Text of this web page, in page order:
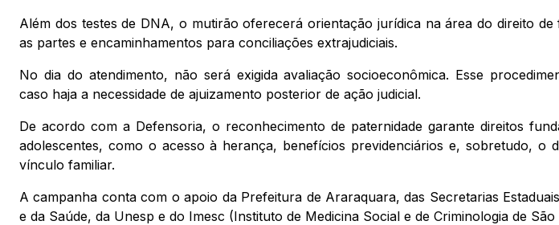
Além dos testes de DNA, o mutirão oferecerá orientação jurídica na área do direito de
as partes e encaminhamentos para conciliações extrajudiciais.
No dia do atendimento, não será exigida avaliação socioeconômica. Esse
caso haja a necessidade de ajuizamento posterior de ação judicial.
De acordo com a Defensoria, o reconhecimento de paternidade garante direitos
adolescentes, como o acesso à herança, benefícios previdenciários e, sobretudo, o
vínculo familiar.
A campanha conta com o apoio da Prefeitura de Araraquara, das Secretarias
e da Saúde, da Unesp e do Imesc (Instituto de Medicina Social e de Criminologia de São